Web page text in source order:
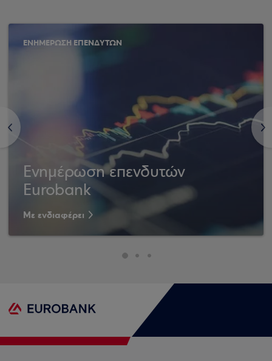
<
ΕΝΗΜΕΡΩΣΗ ΕΠΕΝΔΥΤΩΝ
Ενημέρωση επενδυτών
Eurobank
Με ενδιαφέρει
>